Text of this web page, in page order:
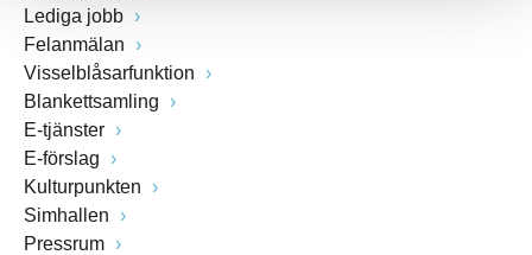
Lediga jobb
Felanmälan
Visselblåsarfunktion
Blankettsamling
E-tjänster
E-förslag
Kulturpunkten
Simhallen
Pressrum